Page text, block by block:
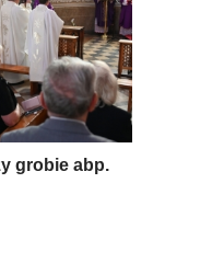
grobie abp.